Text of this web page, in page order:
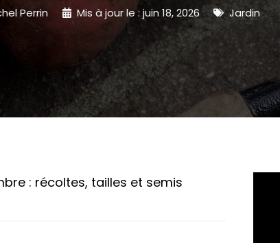
Perrin Mis à jour le :juin 18, 2026 Jardin
: récoltes, tailles et semis